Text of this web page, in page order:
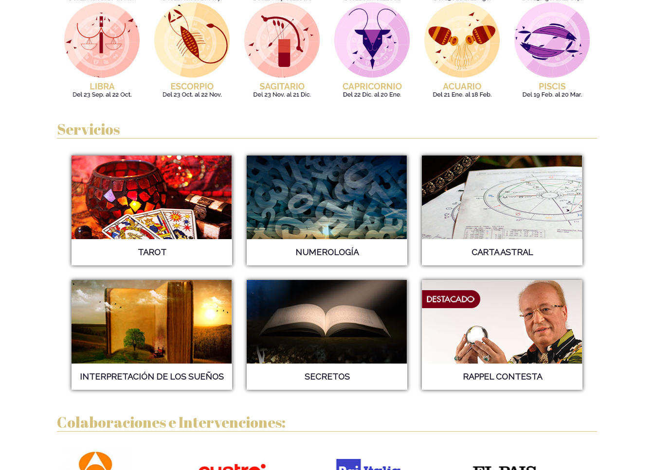
Servicios
TAROT NUMEROLOGÍA CARTA ASTRAL
INTERPRETACIÓN DE LOS SUEÑOS SECRETOS RAPPEL CONTESTA
Colaboraciones e Intervenciones: